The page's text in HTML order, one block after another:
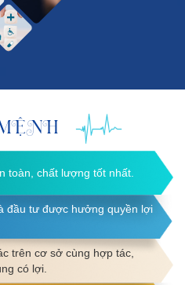
toàn, chất lượng tốt nhất.
đầu tư được hưởng quyền lợi
trên cơ sở cùng hợp tác,
có lợi.